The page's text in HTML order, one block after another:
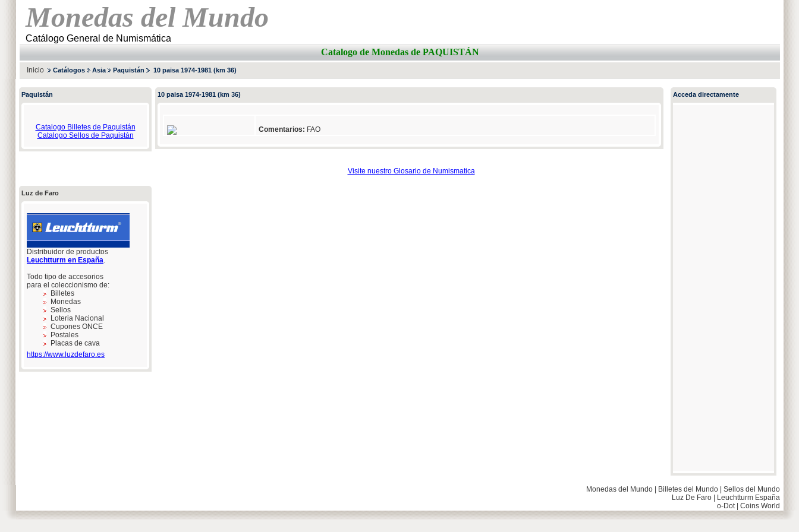
Monedas del Mundo
Catálogo General de Numismática
Catalogo de Monedas de PAQUISTÁN
Inicio Catálogos Asia Paquistán 10 paisa 1974-1981 (km 36)
Paquistán
Catalogo Billetes de Paquistán
Catalogo Sellos de Paquistán
Luz de Faro
Distribuidor de productos
Leuchtturm en España.
Todo tipo de accesorios
para el coleccionismo de:
Billetes
Monedas
Sellos
Loteria Nacional
Cupones ONCE
Postales
Placas de cava
https://www.luzdefaro.es
10 paisa 1974-1981 (km 36)
Comentarios: FAO
Visite nuestro Glosario de Numismatica
Acceda directamente
Monedas del Mundo Billetes del Mundo
Sellos del Mundo
Luz De Faro
Leuchtturm España
o-Dot| Coins World